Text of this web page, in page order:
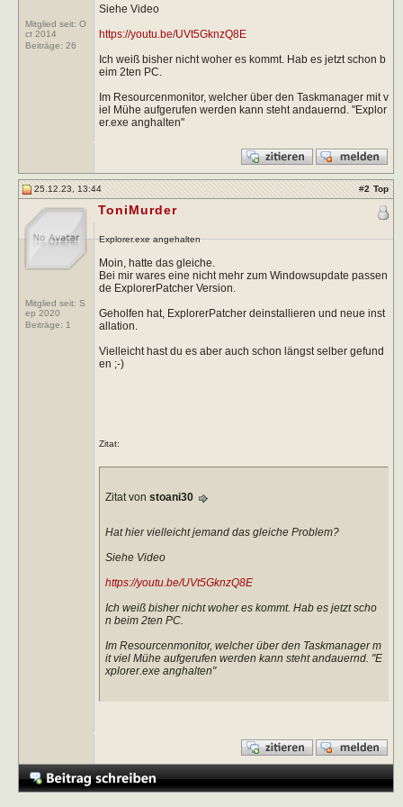
Mitglied seit: O
ct 2014
Beiträge: 26
Siehe Video
https://youtu.be/UVt5GknzQ8E
Ich weiß bisher nicht woher es kommt. Hab es jetzt schon b
eim 2ten PC.
Im Resourcenmonitor, welcher über den Taskmanager mit v
iel Mühe aufgerufen werden kann steht andauernd. "Explor
er.exe anghalten"
25.12.23, 13:44 #2 Top
Mitglied seit: S
ep 2020
Beiträge: 1
ToniMurder
Explorer.exe angehalten
Moin, hatte das gleiche.
Bei mir wares eine nicht mehr zum Windowsupdate passen
de ExplorerPatcher Version.
Geholfen hat, ExplorerPatcher deinstallieren und neue inst
allation.
Vielleicht hast du es aber auch schon längst selber gefund
en ;-)
Zitat:
Zitat von stoani30
Hat hier vielleicht jemand das gleiche Problem?
Siehe Video
https://youtu.be/UVt5GknzQ8E
Ich weiß bisher nicht woher es kommt. Hab es jetzt scho
n beim 2ten PC.
Im Resourcenmonitor, welcher über den Taskmanager m
it viel Mühe aufgerufen werden kann steht andauernd. "E
xplorer.exe anghalten"